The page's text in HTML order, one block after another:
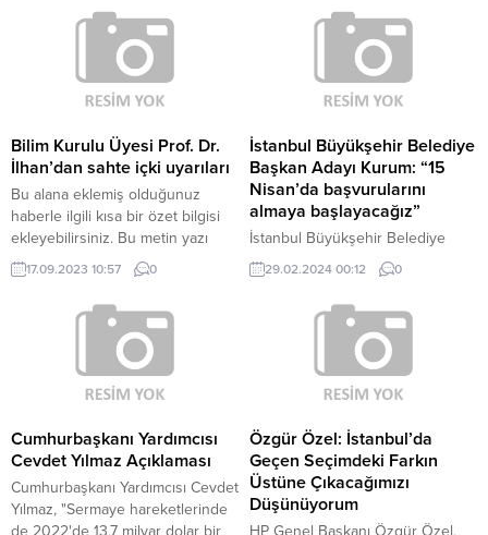
Holding şirketlerinden ÇİMKO
işbirliğinde hayata geçirilen
“Ekolojik İyileştirme Projesi”
kapsamında Oğuzeli ilçesine bağlı
kırsal Sazgın Mahallesi’nde
konuşmasında, dünyanın daha
yaşanabilir olması için çalışmalar
hayata geçirmeyi hedeflediklerini
söyledi. “Ekolojik Köy...
Işıkhan'ın açıkladığı ‘yeni hizmet
modeli'ne tepki gösterdi. Tüm
Emekliler Sendikası Genel Başkan
Yardımcısı İbrahim Yılmaz, "Bana
göre Çalışma Bakanı emeklilerle
evine götürecek ekmek parası
bulamıyor. Emekli evine süt
götürecek parayı bulamıyor.
Torununa verecek parayı
bulamıyorken emekli hangi...
Bilim Kurulu Üyesi Prof. Dr.
İlhan’dan sahte içki uyarıları
Bu alana eklemiş olduğunuz
haberle ilgili kısa bir özet bilgisi
ekleyebilirsiniz. Bu metin yazı
düzenleme sayfasında “Özet”
bölümünden eklenebilir. Özet
eklenmişse başlık altında kalın
olarak bu şekilde gösterilir,
eklenmemişse bu alan boş kalır.
17.09.2023 10:57 0
İstanbul Büyükşehir Belediye
Başkan Adayı Kurum: “15
Nisan’da başvurularını
almaya başlayacağız”
İstanbul Büyükşehir Belediye
Başkan Adayı Murat Kurum,
Kartal'da Uğur Mumcu Mahallesi
sakinleri ile bir araya geldi.
29.02.2024 00:12 0
Cumhurbaşkanı Yardımcısı
Cevdet Yılmaz Açıklaması
Cumhurbaşkanı Yardımcısı Cevdet
Yılmaz, "Sermaye hareketlerinde
de 2022'de 13,7 milyar dolar bir
Özgür Özel: İstanbul’da
Geçen Seçimdeki Farkın
Üstüne Çıkacağımızı
Düşünüyorum
HP Genel Başkanı Özgür Özel,